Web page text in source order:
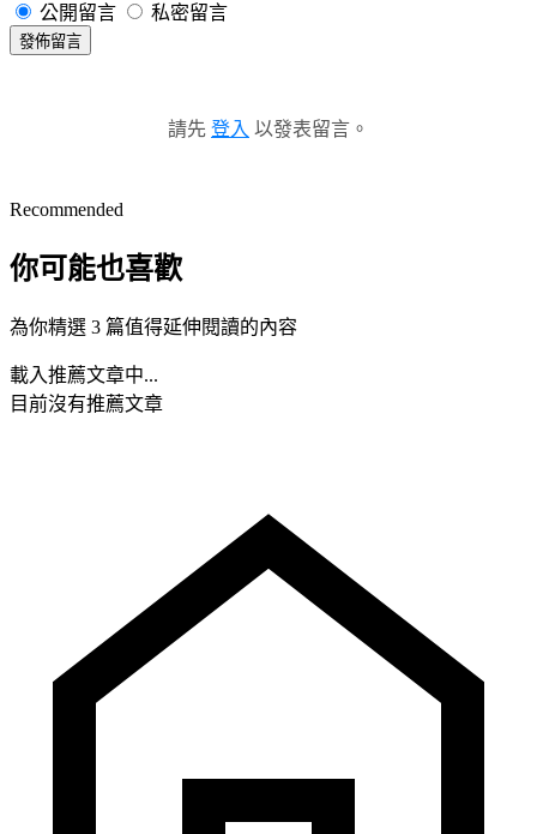
公開留言 私密留言
發佈留言
請先 登入 以發表留言。
Recommended
你可能也喜歡
為你精選 3 篇值得延伸閱讀的內容
載入推薦文章中...
目前沒有推薦文章